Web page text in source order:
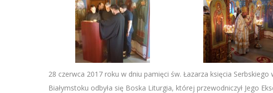
28 czerwca 2017 roku w dniu pamięci św. Łazarza księcia
Białymstoku odbyła się Boska Liturgia, której przewodniczył Jego